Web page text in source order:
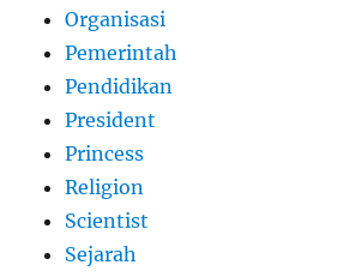
Organisasi
Pemerintah
Pendidikan
President
Princess
Religion
Scientist
Sejarah